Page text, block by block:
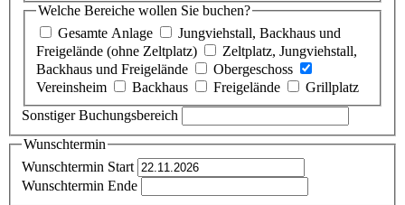
Welche Bereiche wollen Sie buchen?
Gesamte Anlage
Jungviehstall, Backhaus und
Freigelände (ohne Zeltplatz)
Zeltplatz, Jungviehstall,
Backhaus und Freigelände
Obergeschoss
Vereinsheim
Backhaus Freigelände
Grillplatz
Sonstiger Buchungsbereich
Wunschtermin
Wunschtermin Start
Wunschtermin Ende